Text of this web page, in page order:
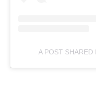
A POST SHARED